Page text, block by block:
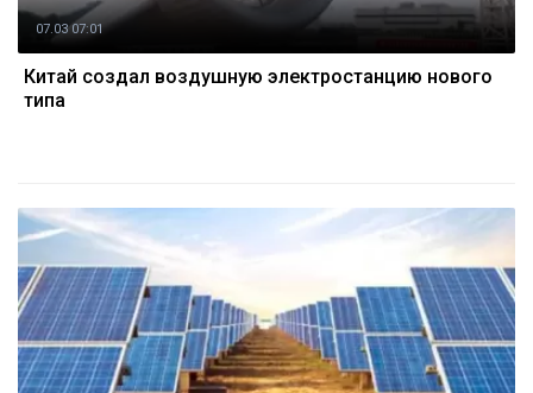
07.03 07:01
Китай создал воздушную электростанцию нового
типа